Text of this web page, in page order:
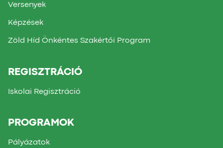
Versenyek
Képzések
Zöld Híd Önkéntes Szakértői Program
REGISZTRÁCIÓ
Iskolai Regisztráció
PROGRAMOK
Pályázatok